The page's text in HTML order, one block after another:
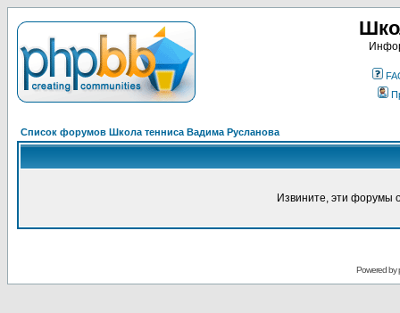
Список форумов Школа тенниса Вадима Русланова
Извините, эти форумы
Powered by